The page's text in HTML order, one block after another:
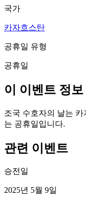
국가
카자흐스탄
공휴일 유형
공휴일
이 이벤트 정보
조국 수호자의 날는 카
는 공휴일입니다.
관련 이벤트
승전일
2025년 5월 9일